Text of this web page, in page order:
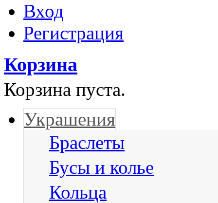
Вход
Регистрация
Корзина
Корзина пуста.
Украшения
Браслеты
Бусы и колье
Кольца